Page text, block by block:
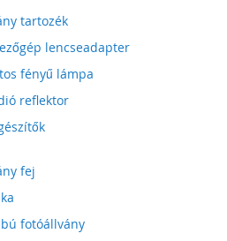
tartozék
lencseadapter
fényű lámpa
reflektor
fej
fotóállvány